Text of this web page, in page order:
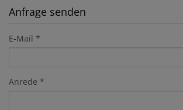
Anfrage senden
E-Mail
Anrede